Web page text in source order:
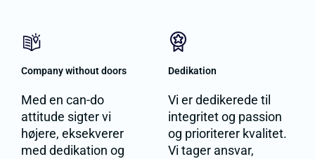
Company without doors
Med en can-do
attitude sigter vi
højere, eksekverer
med dedikation og
Dedikation
Vi er dedikerede til
integritet og passion
og prioriterer kvalitet.
Vi tager ansvar,